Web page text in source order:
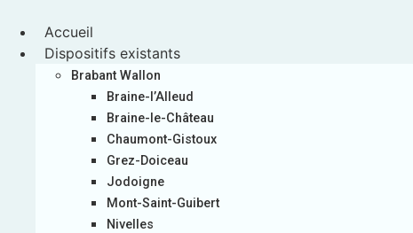
contenu
Accueil
Dispositifs existants
Brabant Wallon
Braine-l’Alleud
Braine-le-Château
Chaumont-Gistoux
Grez-Doiceau
Jodoigne
Mont-Saint-Guibert
Nivelles